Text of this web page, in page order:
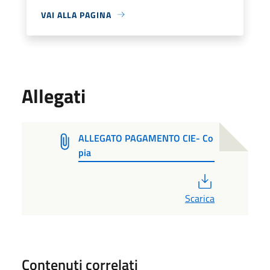
VAI ALLA PAGINA
Allegati
ALLEGATO PAGAMENTO CIE- Co
pia
Scarica
Contenuti correlati